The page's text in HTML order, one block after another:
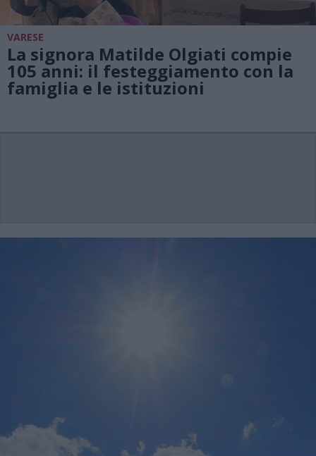
VARESE
La signora Matilde Olgiati compie
105 anni: il festeggiamento con la
famiglia e le istituzioni